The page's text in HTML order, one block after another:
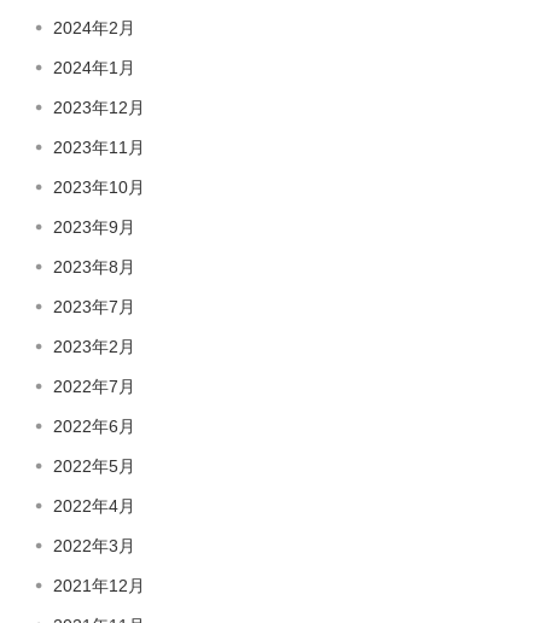
2024年2月
2024年1月
2023年12月
2023年11月
2023年10月
2023年9月
2023年8月
2023年7月
2023年2月
2022年7月
2022年6月
2022年5月
2022年4月
2022年3月
2021年12月